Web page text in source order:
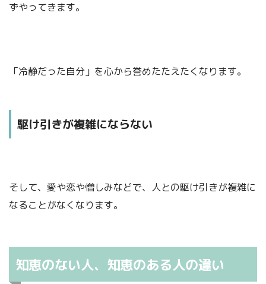
５分間だけ、
全部忘れて、テキパキ動きます。
ずやってきます。
「冷静だった自分」を心から誉めたたえたくなります。
駆け引きが複雑にならない
そして、愛や恋や憎しみなどで、人との駆け引きが複雑に
なることがなくなります。
知恵のない人、知恵のある人の違い